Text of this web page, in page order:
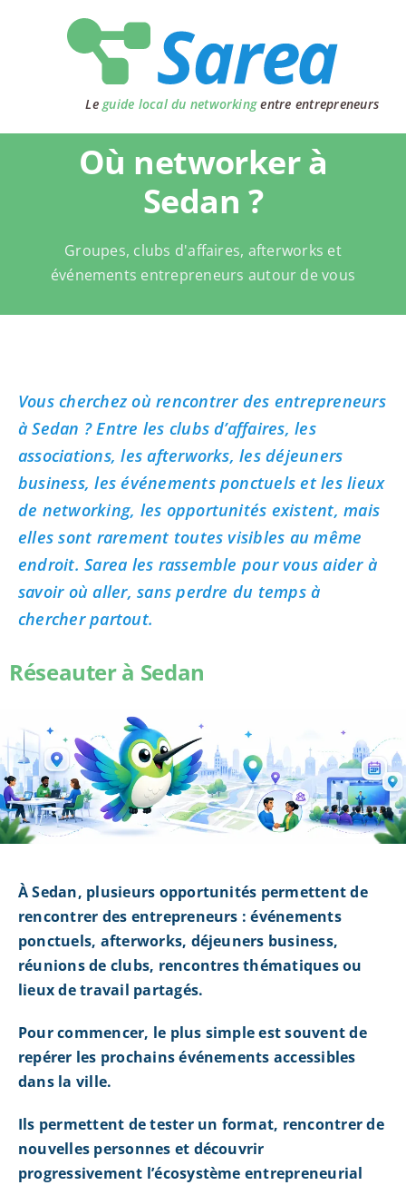
Le guide local du networkingentre entrepreneurs
Où networker à
Sedan ?
Groupes, clubs d'affaires, afterworks et
événements entrepreneurs autour de vous
Vous cherchez où rencontrer des entrepreneurs
à Sedan ? Entre les clubs d’affaires, les
associations, les afterworks, les déjeuners
business, les événements ponctuels et les lieux
de networking, les opportunités existent, mais
elles sont rarement toutes visibles au même
endroit. Sarea les rassemble pour vous aider à
savoir où aller, sans perdre du temps à
chercher partout.
Réseauter à Sedan
À Sedan, plusieurs opportunités permettent de
rencontrer des entrepreneurs : événements
ponctuels, afterworks, déjeuners business,
réunions de clubs, rencontres thématiques ou
lieux de travail partagés.
Pour commencer, le plus simple est souvent de
repérer les prochains événements accessibles
dans la ville.
Ils permettent de tester un format, rencontrer de
nouvelles personnes et découvrir
progressivement l’écosystème entrepreneurial